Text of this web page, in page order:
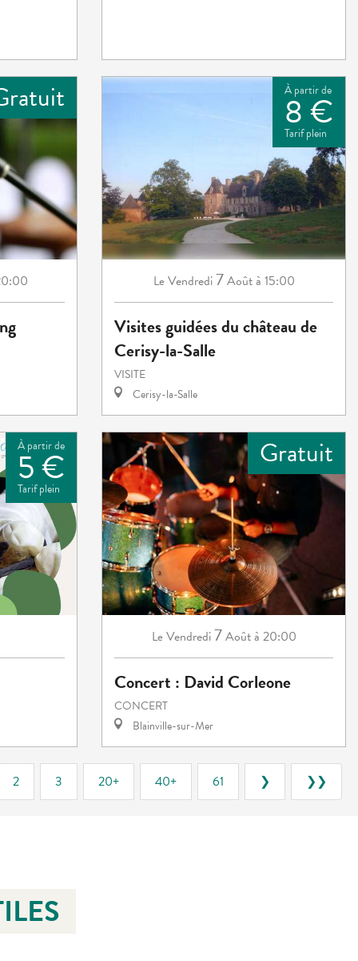
À partir de
8 €
Tarif plein
Le Vendredi7Aoûtà 15:00
Visites guidées du château de
Cerisy-la-Salle
VISITE
Cerisy-la-Salle
À partir de
5 €
Tarif plein
Gratuit
Le Vendredi7Aoûtà 20:00
Concert : David Corleone
CONCERT
Blainville-sur-Mer
2 3 20+ 40+ 61 ❯ ❯❯